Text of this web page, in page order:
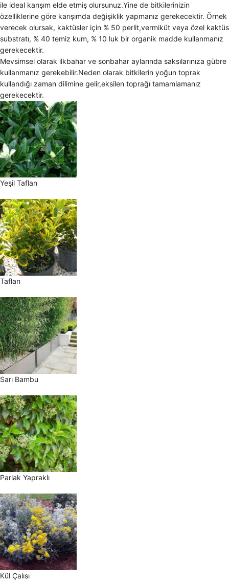
ile ideal karışım elde etmiş olursunuz.Yine de bitkilerinizin
özelliklerine göre karışımda değişiklik yapmanız gerekecektir. Örnek
verecek olursak, kaktüsler için % 50 perlit,vermiküt veya özel kaktüs
substratı, % 40 temiz kum, % 10 luk bir organik madde kullanmanız
gerekecektir.
Mevsimsel olarak ilkbahar ve sonbahar aylarında saksılarınıza gübre
kullanmanız gerekebilir.Neden olarak bitkilerin yoğun toprak
kullandığı zaman dilimine gelir,eksilen toprağı tamamlamanız
gerekecektir.
Yeşil Taflan
Taflan
Sarı Bambu
Parlak Yapraklı
Kül Çalısı